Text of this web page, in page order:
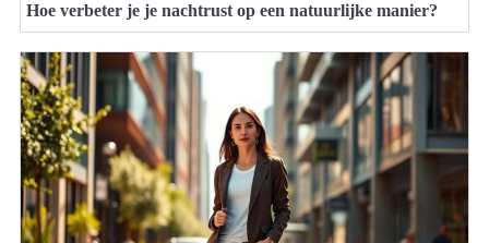
Hoe verbeter je je nachtrust op een natuurlijke manier?